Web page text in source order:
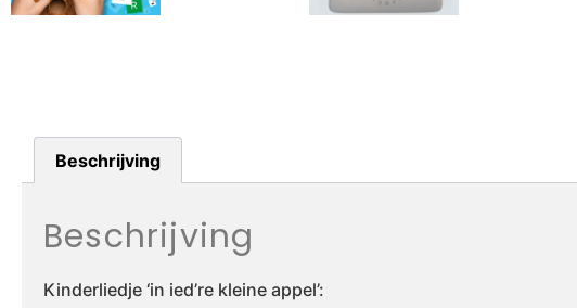
Beschrijving
Beschrijving
Kinderliedje ‘in ied’re kleine appel’: